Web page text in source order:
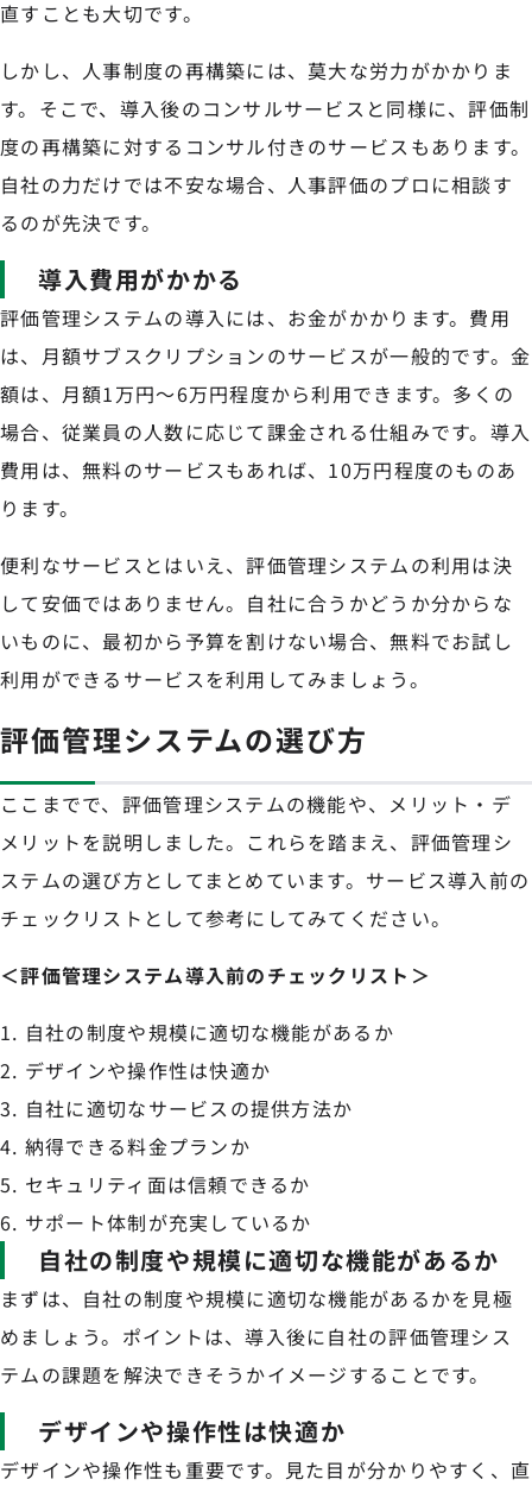
直すことも大切です。
しかし、人事制度の再構築には、莫大な労力がかかりま
す。そこで、導入後のコンサルサービスと同様に、評価制
度の再構築に対するコンサル付きのサービスもあります。
自社の力だけでは不安な場合、人事評価のプロに相談す
るのが先決です。
導入費用がかかる
評価管理システムの導入には、お金がかかります。費用
は、月額サブスクリプションのサービスが一般的です。金
額は、月額1万円〜6万円程度から利用できます。多くの
場合、従業員の人数に応じて課金される仕組みです。導入
費用は、無料のサービスもあれば、10万円程度のものあ
ります。
便利なサービスとはいえ、評価管理システムの利用は決
して安価ではありません。自社に合うかどうか分からな
いものに、最初から予算を割けない場合、無料でお試し
利用ができるサービスを利用してみましょう。
評価管理システムの選び方
ここまでで、評価管理システムの機能や、メリット・デ
メリットを説明しました。これらを踏まえ、評価管理シ
ステムの選び方としてまとめています。サービス導入前の
チェックリストとして参考にしてみてください。
＜評価管理システム導入前のチェックリスト＞
自社の制度や規模に適切な機能があるか
デザインや操作性は快適か
自社に適切なサービスの提供方法か
納得できる料金プランか
セキュリティ面は信頼できるか
サポート体制が充実しているか
自社の制度や規模に適切な機能があるか
まずは、自社の制度や規模に適切な機能があるかを見極
めましょう。ポイントは、導入後に自社の評価管理シス
テムの課題を解決できそうかイメージすることです。
デザインや操作性は快適か
デザインや操作性も重要です。見た目が分かりやすく、直